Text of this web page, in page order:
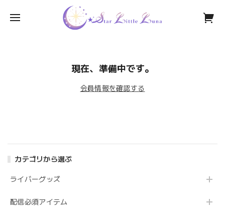
カテゴリから選ぶ
ライバーグッズ
配信必須アイテム
現在、準備中です。
会員情報を確認する